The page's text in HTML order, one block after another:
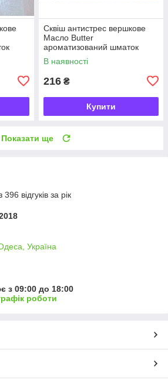
Сквіш антистрес вершкове
Масло Butter
ароматизований шматок
масла
В наявності
216 ₴
Купити
Показати ще
відгуків за рік
Україна
з 09:00 до 18:00
роботи